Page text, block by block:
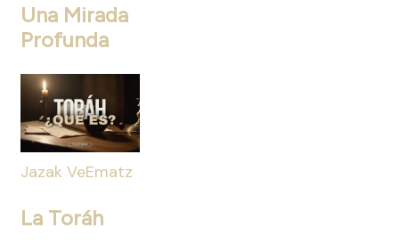
Una Mirada
Profunda
Jazak VeEmatz
La Toráh